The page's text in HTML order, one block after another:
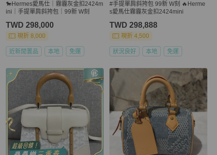
🐎Hermes愛馬仕｜霧霾灰金扣2424m
ini｜手提單肩斜挎包｜99新 W刻
TWD 298,000
現折 8,000
近新閒置品 本地 免運
#手提單肩斜挎包 99新 W刻 🔥Herme
s愛馬仕霧霾灰金扣2424mini
TWD 298,888
現折 4,500
狀況良好 本地 免運